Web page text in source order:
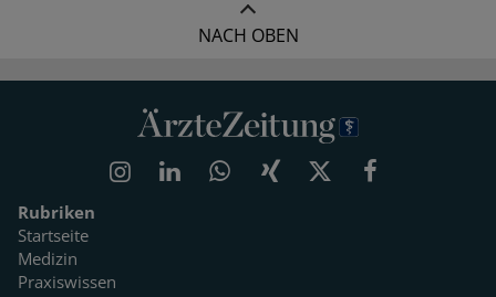
NACH OBEN
Rubriken
Startseite
Medizin
Praxiswissen